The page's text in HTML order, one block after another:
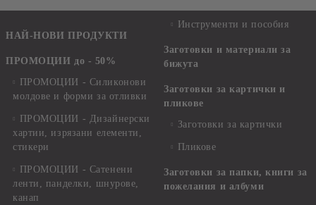
НАЙ-НОВИ ПРОДУКТИ
ПРОМОЦИИ до - 50%
ПРОМОЦИИ - Силиконови
молдове и форми за отливки
ПРОМОЦИИ - Дизайнерски
хартии, изрязани елементи,
стикери
ПРОМОЦИИ - Сатенени
ленти, панделки, шнурове,
канап
Инструменти и пособия
Заготовки и материали за
бижута
Заготовки за картички и
пликове
Заготовки за картички
Пликове
Заготовки за папки, книги за
пожелания и албуми